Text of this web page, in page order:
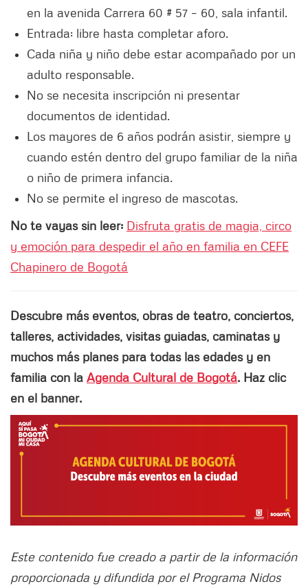
en la avenida Carrera 60 # 57 – 60, sala infantil.
Entrada: libre hasta completar aforo.
Cada niña y niño debe estar acompañado por un
adulto responsable.
No se necesita inscripción ni presentar
documentos de identidad.
Los mayores de 6 años podrán asistir, siempre y
cuando estén dentro del grupo familiar de la niña
o niño de primera infancia.
No se permite el ingreso de mascotas.
No te vayas sin leer: Disfruta gratis de magia, circo
y emoción para despedir el año en familia en CEFE
Chapinero de Bogotá
Descubre más eventos, obras de teatro, conciertos,
talleres, actividades, visitas guiadas, caminatas y
muchos más planes para todas las edades y en
familia con la Agenda Cultural de Bogotá. Haz clic
en el banner.
Este contenido fue creado a partir de la información
proporcionada y difundida por el Programa Nidos